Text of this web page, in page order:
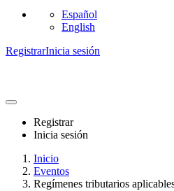
Español
English
RegistrarInicia sesión
Registrar
Inicia sesión
Inicio
Eventos
Regímenes tributarios